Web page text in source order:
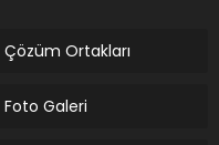
Çözüm Ortakları
Foto Galeri